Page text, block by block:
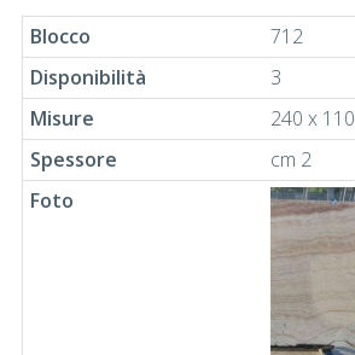
712
3
240 x 110
cm 2